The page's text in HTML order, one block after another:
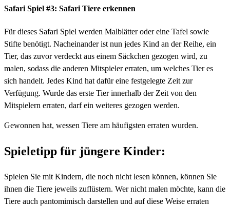
Safari Spiel #3: Safari Tiere erkennen
Für dieses Safari Spiel werden Malblätter oder eine Tafel sowie
Stifte benötigt. Nacheinander ist nun jedes Kind an der Reihe, ein
Tier, das zuvor verdeckt aus einem Säckchen gezogen wird, zu
malen, sodass die anderen Mitspieler erraten, um welches Tier es
sich handelt. Jedes Kind hat dafür eine festgelegte Zeit zur
Verfügung. Wurde das erste Tier innerhalb der Zeit von den
Mitspielern erraten, darf ein weiteres gezogen werden.
Gewonnen hat, wessen Tiere am häufigsten erraten wurden.
Spieletipp für jüngere Kinder:
Spielen Sie mit Kindern, die noch nicht lesen können, können Sie
ihnen die Tiere jeweils zuflüstern. Wer nicht malen möchte, kann die
Tiere auch pantomimisch darstellen und auf diese Weise erraten